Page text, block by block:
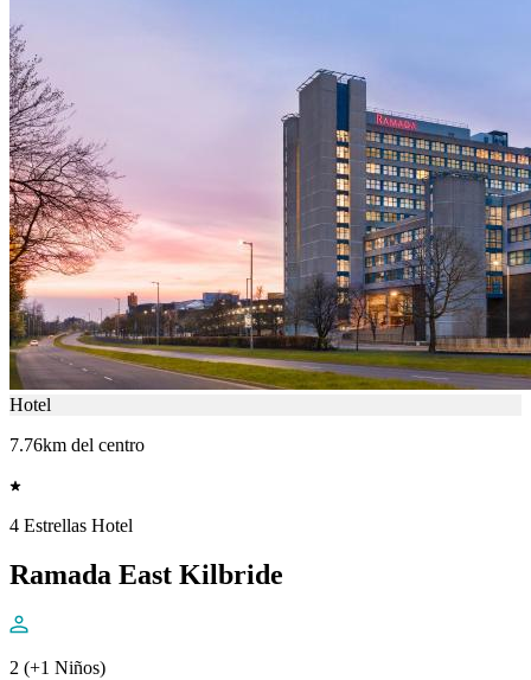
Hotel
7.76km del centro
4 Estrellas Hotel
Ramada East Kilbride
2 (+1 Niños)